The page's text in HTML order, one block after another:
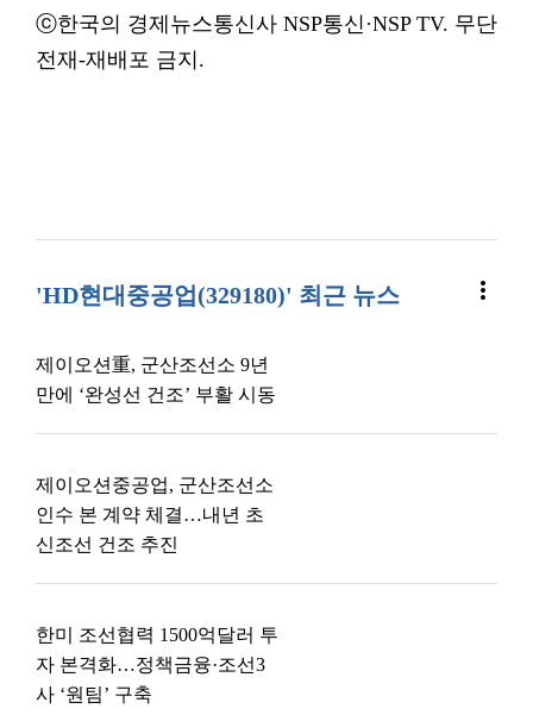
ⓒ한국의 경제뉴스통신사 NSP통신·NSP TV. 무단
전재-재배포 금지.
'HD현대중공업(329180)' 최근 뉴스 more_vert
제이오션重, 군산조선소 9년
만에 ‘완성선 건조’ 부활 시동
제이오션중공업, 군산조선소
인수 본 계약 체결…내년 초
신조선 건조 추진
한미 조선협력 1500억달러 투
자 본격화…정책금융·조선3
사 ‘원팀’ 구축